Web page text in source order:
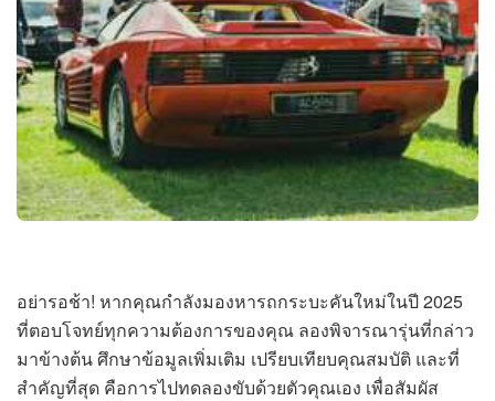
อย่ารอช้า! หากคุณกำลังมองหารถกระบะคันใหม่ในปี 2025
ที่ตอบโจทย์ทุกความต้องการของคุณ ลองพิจารณารุ่นที่กล่าว
มาข้างต้น ศึกษาข้อมูลเพิ่มเติม เปรียบเทียบคุณสมบัติ และที่
สำคัญที่สุด คือการไปทดลองขับด้วยตัวคุณเอง เพื่อสัมผัส